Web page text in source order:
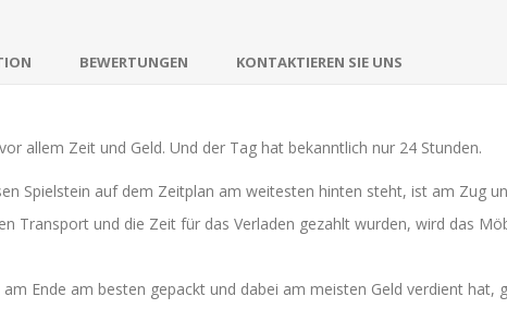
BEWERTUNGEN KONTAKTIEREN SIE UNS
allem Zeit und Geld. Und der Tag hat bekanntlich nur 24 Stunden.
Spielstein auf dem Zeitplan am weitesten hinten steht, ist am Zug
Transport und die Zeit für das Verladen gezahlt wurden, wird das
Ende am besten gepackt und dabei am meisten Geld verdient